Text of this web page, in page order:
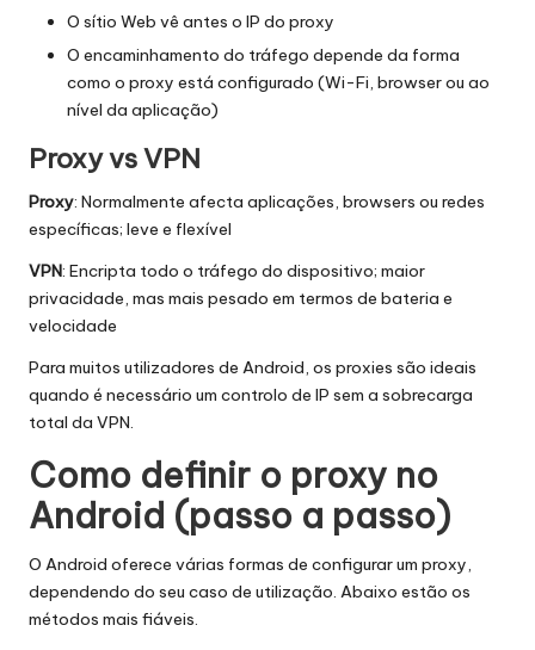
-
k
e
y
P
r
o
x
y
O sítio Web vê antes o IP do proxy
O encaminhamento do tráfego depende da forma
como o proxy está configurado (Wi-Fi, browser ou ao
nível da aplicação)
Proxy vs VPN
Proxy: Normalmente afecta aplicações, browsers ou redes
específicas; leve e flexível
VPN: Encripta todo o tráfego do dispositivo; maior
privacidade, mas mais pesado em termos de bateria e
velocidade
Para muitos utilizadores de Android, os proxies são ideais
quando é necessário um controlo de IP sem a sobrecarga
total da VPN.
Como definir o proxy no
Android (passo a passo)
O Android oferece várias formas de configurar um proxy,
dependendo do seu caso de utilização. Abaixo estão os
métodos mais fiáveis.